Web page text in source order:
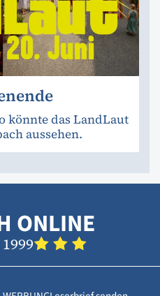
könnte das LandLaut
aussehen.
ONLINE